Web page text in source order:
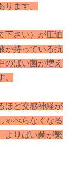
ます。
下さい）が圧迫
が持っている抗
のばい菌が増え
。
ほど交感神経が
ゃべらなくなる
よりばい菌が繁